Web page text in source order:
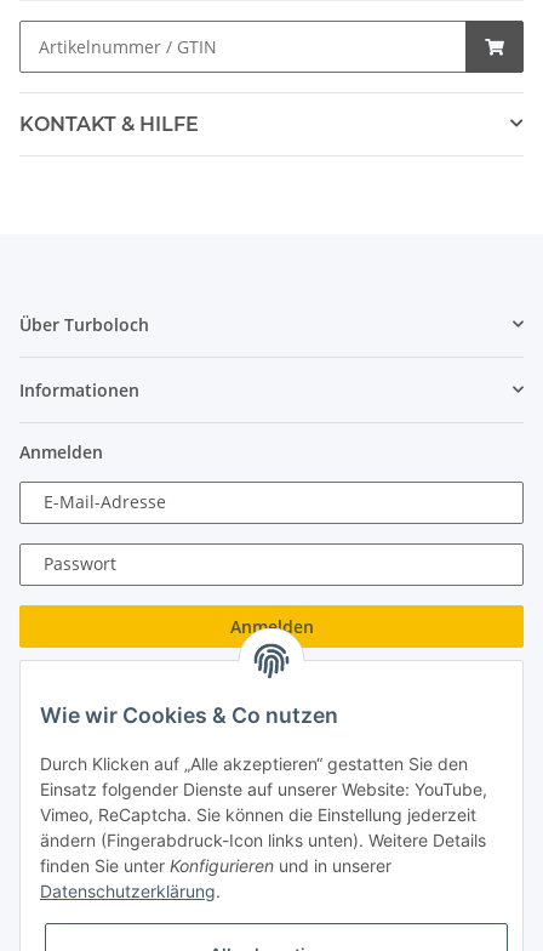
KONTAKT & HILFE
Über Turboloch
Informationen
Anmelden
E-Mail-Adresse
Passwort
Anmelden
Neu hier?Jetzt registrieren!
Turboloch GmbH
Almenweg 27
67256 Weisenheim am Sand
Wie wir Cookies & Co nutzen
Durch Klicken auf „Alle akzeptieren“ gestatten Sie den
Einsatz folgender Dienste auf unserer Website: YouTube,
Vimeo, ReCaptcha. Sie können die Einstellung jederzeit
ändern (Fingerabdruck-Icon links unten). Weitere Details
finden Sie unter Konfigurieren und in unserer
Datenschutzerklärung.